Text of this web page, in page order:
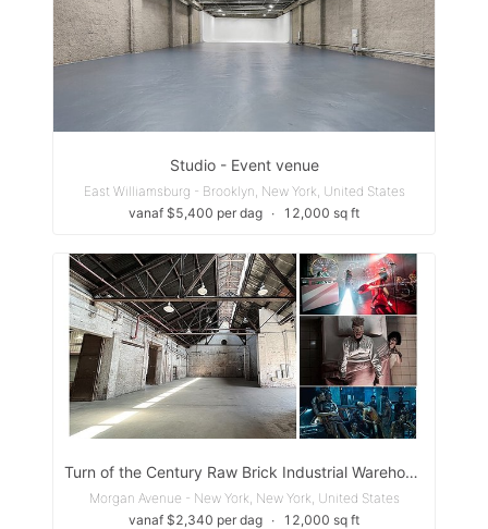
Studio - Event venue
East Williamsburg - Brooklyn, New York, United States
vanaf $5,400 per dag ∙ 12,000 sq ft
Turn of the Century Raw Brick Industrial Warehouse
Morgan Avenue - New York, New York, United States
vanaf $2,340 per dag ∙ 12,000 sq ft